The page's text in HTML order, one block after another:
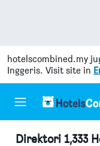
hotelscombined.my
Inggeris. Visit site in
Direktori 1,333